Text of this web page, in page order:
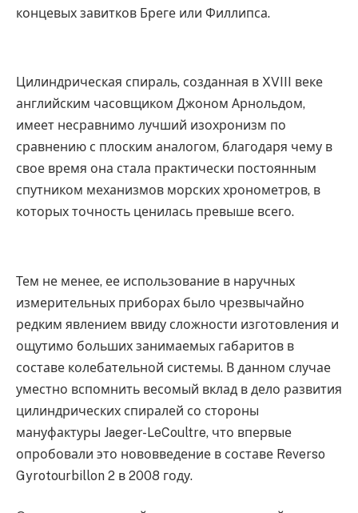
концевых завитков Бреге или Филлипса.
Цилиндрическая спираль, созданная в XVIII веке
английским часовщиком Джоном Арнольдом,
имеет несравнимо лучший изохронизм по
сравнению с плоским аналогом, благодаря чему в
свое время она стала практически постоянным
спутником механизмов морских хронометров, в
которых точность ценилась превыше всего.
Тем не менее, ее использование в наручных
измерительных приборах было чрезвычайно
редким явлением ввиду сложности изготовления и
ощутимо больших занимаемых габаритов в
составе колебательной системы. В данном случае
уместно вспомнить весомый вклад в дело развития
цилиндрических спиралей со стороны
мануфактуры Jaeger-LeCoultre, что впервые
опробовали это нововведение в составе Reverso
Gyrotourbillon 2 в 2008 году.